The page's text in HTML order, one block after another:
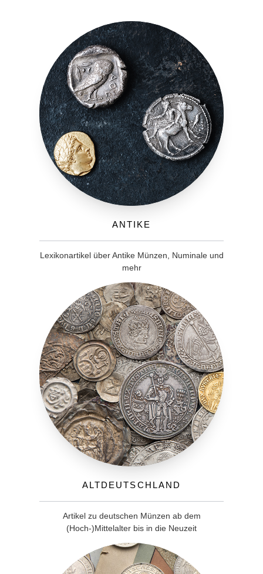
Antike
Lexikonartikel über Antike Münzen, Numinale und
mehr
Altdeutschland
Artikel zu deutschen Münzen ab dem
(Hoch-)Mittelalter bis in die Neuzeit